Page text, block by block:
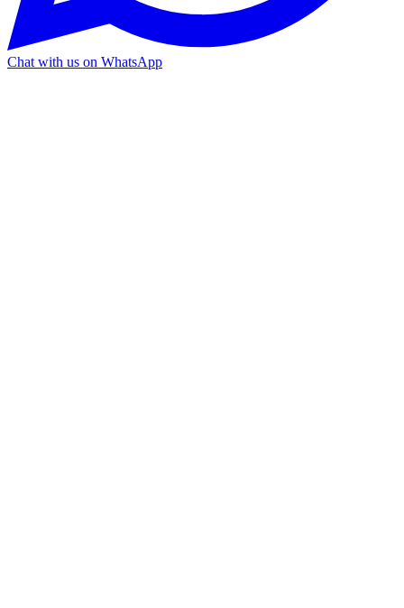
Chat with us on WhatsApp